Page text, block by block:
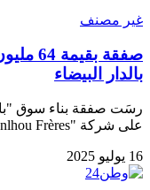
غير مصنف
صفقة
بالدار البيضاء
رسَت صفقة بناء سوق
على شركة "Benlhou Frères"، التي قدمت…
16 يوليو 2025